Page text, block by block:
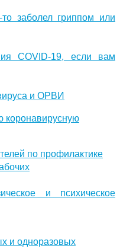
заболел гриппом или
COVID-19, если вам
и ОРВИ
коронавирусную
по профилактике
и психическое
и одноразовых